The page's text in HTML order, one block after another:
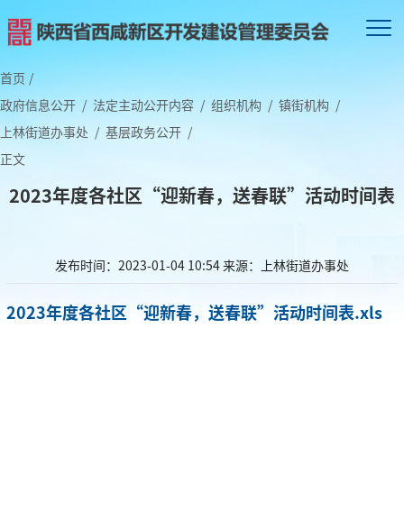
首页 /
政府信息公开 / 法定主动公开内容 / 组织机构 / 镇街机构 /
上林街道办事处 / 基层政务公开 /
正文
2023年度各社区“迎新春，送春联”活动时间表
发布时间：2023-01-04 10:54来源：上林街道办事处
2023年度各社区“迎新春，送春联”活动时间表.xls